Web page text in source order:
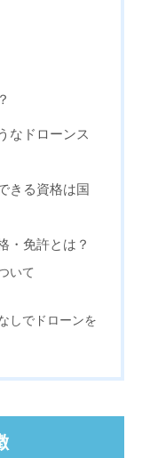
なドローンス
きる資格は国
・免許とは？
いて
しでドローンを